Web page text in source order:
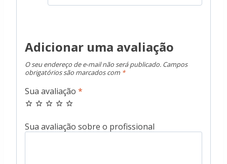
Adicionar uma avaliação
O seu endereço de e-mail não será publicado. Campos
obrigatórios são marcados com *
Sua avaliação *